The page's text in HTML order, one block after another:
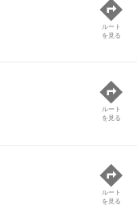
ルート
を見る
ルート
を見る
ルート
を見る